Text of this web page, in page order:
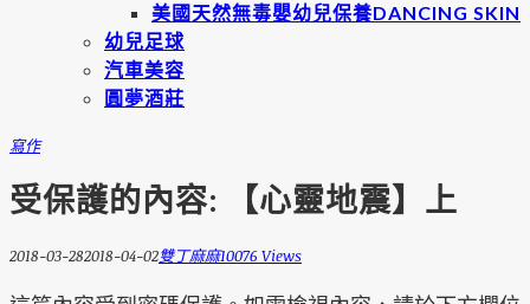
美國天然無毒嬰幼兒保養DANCING SKIN
幼兒足球
汽車美容
圓夢酒莊
寫作
受保護的內容: 【心靈地震】上
2018-03-282018-04-02雙丁麻麻10076 Views